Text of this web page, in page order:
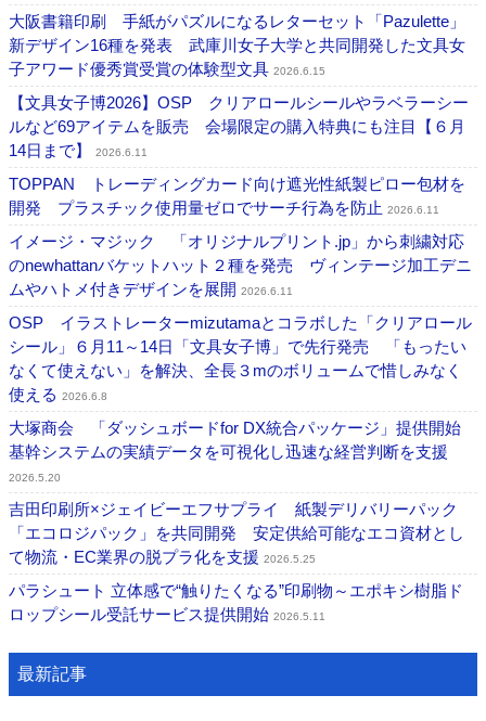
大阪書籍印刷 手紙がパズルになるレターセット「Pazulette」
新デザイン16種を発表 武庫川女子大学と共同開発した文具女
子アワード優秀賞受賞の体験型文具 2026.6.15
【文具女子博2026】OSP クリアロールシールやラベラーシー
ルなど69アイテムを販売 会場限定の購入特典にも注目【６月
14日まで】
2026.6.11
TOPPAN トレーディングカード向け遮光性紙製ピロー包材を
開発 プラスチック使用量ゼロでサーチ行為を防止 2026.6.11
イメージ・マジック 「オリジナルプリント.jp」から刺繍対応
のnewhattanバケットハット２種を発売 ヴィンテージ加工デニ
ムやハトメ付きデザインを展開 2026.6.11
OSP イラストレーターmizutamaとコラボした「クリアロール
シール」６月11～14日「文具女子博」で先行発売 「もったい
なくて使えない」を解決、全長３mのボリュームで惜しみなく
使える 2026.6.8
大塚商会 「ダッシュボードfor DX統合パッケージ」提供開始
基幹システムの実績データを可視化し迅速な経営判断を支援
2026.5.20
吉田印刷所×ジェイビーエフサプライ 紙製デリバリーパック
「エコロジパック」を共同開発 安定供給可能なエコ資材とし
て物流・EC業界の脱プラ化を支援 2026.5.25
パラシュート ⽴体感で“触りたくなる”印刷物～エポキシ樹脂ド
ロップシール受託サービス提供開始 2026.5.11
最新記事